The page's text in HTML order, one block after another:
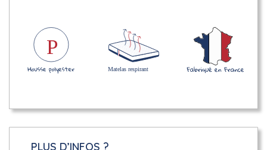
PLUS D’INFOS ?